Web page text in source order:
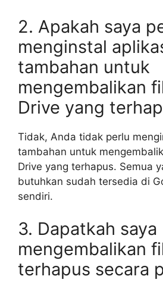
2. Apakah saya
menginstal
tambahan untuk
mengembalikan
Drive yang
Tidak, Anda tidak perlu
tambahan untuk
Drive yang terhapus. Semua
butuhkan sudah tersedia di
sendiri.
3. Dapatkah saya
mengembalikan
terhapus secara